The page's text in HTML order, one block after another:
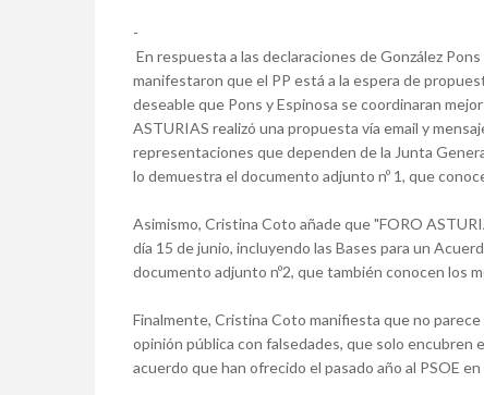
-
En respuesta a las declaraciones de González
manifestaron que el PP está a la espera de
deseable que Pons y Espinosa se coordinaran
ASTURIAS realizó una propuesta vía email y
representaciones que dependen de la Junta
lo demuestra el documento adjunto nº 1, que
Asimismo, Cristina Coto añade que "FORO
día 15 de junio, incluyendo las Bases para un
documento adjunto nº2, que también conocen los
Finalmente, Cristina Coto manifiesta que no
opinión pública con falsedades, que solo encubren
acuerdo que han ofrecido el pasado año al PSOE